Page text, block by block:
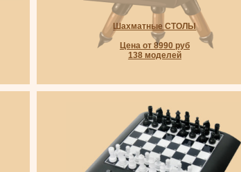
Шахматные СТОЛЫ
Цена от 8990 руб
138 моделей